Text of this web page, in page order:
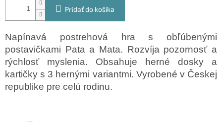
Pridať do košíka
Napínavá postrehová hra s obľúbenými
postavičkami Pata a Mata. Rozvíja pozornosť a
rýchlosť myslenia. Obsahuje herné dosky a
kartičky s 3 hernými variantmi. Vyrobené v Českej
republike pre celú rodinu.